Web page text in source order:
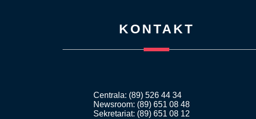
KONTAKT
Centrala: (89) 526 44 34
Newsroom: (89) 651 08 48
Sekretariat: (89) 651 08 12